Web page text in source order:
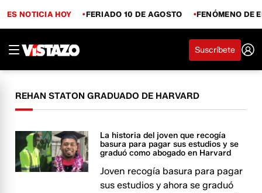
ES NOTICIA HOY FERIADO 10 DE AGOSTO FENÓMENO DE
Suscríbete
REHAN STATON GRADUADO DE HARVARD
La historia del joven que recogía
basura para pagar sus estudios y se
graduó como abogado en Harvard
Joven recogía basura para pagar
sus estudios y ahora se graduó